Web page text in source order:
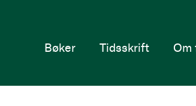
Hjem
Bøker Tidsskrift Om